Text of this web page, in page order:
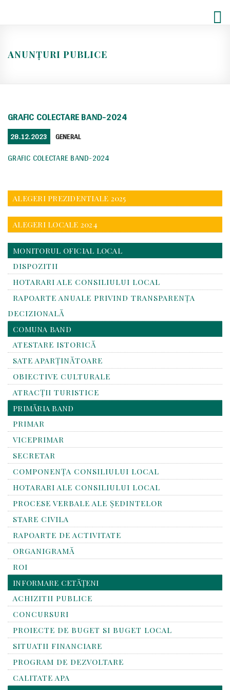
ANUNȚURI PUBLICE
GRAFIC COLECTARE BAND-2024
POSTED
ON
28.12.2023 CATEGORIES
GENERAL
GRAFIC COLECTARE BAND-2024
ALEGERI PREZIDENTIALE 2025
ALEGERI LOCALE 2024
MONITORUL OFICIAL LOCAL
DISPOZITII
HOTARARI ALE CONSILIULUI LOCAL
RAPOARTE ANUALE PRIVIND TRANSPARENŢA
DECIZIONALĂ
COMUNA BAND
ATESTARE ISTORICĂ
SATE APARȚINĂTOARE
OBIECTIVE CULTURALE
ATRACȚII TURISTICE
PRIMĂRIA BAND
PRIMAR
VICEPRIMAR
SECRETAR
COMPONENȚA CONSILIULUI LOCAL
HOTARARI ALE CONSILIULUI LOCAL
PROCESE VERBALE ALE ȘEDINTELOR
STARE CIVILA
RAPOARTE DE ACTIVITATE
ORGANIGRAMĂ
ROI
INFORMARE CETĂȚENI
ACHIZITII PUBLICE
CONCURSURI
PROIECTE DE BUGET SI BUGET LOCAL
SITUATII FINANCIARE
PROGRAM DE DEZVOLTARE
CALITATE APA